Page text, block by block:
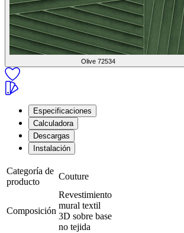
Olive 72534
Especificaciones
Calculadora
Descargas
Instalación
Categoría de
producto
Couture
Composición
Revestimiento
mural textil
3D sobre base
no tejida